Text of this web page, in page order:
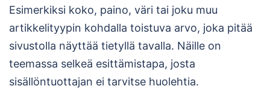
Esimerkiksi koko, paino, väri tai joku muu
artikkelityypin kohdalla toistuva arvo, joka pitää
sivustolla näyttää tietyllä tavalla. Näille on
teemassa selkeä esittämistapa, josta
sisällöntuottajan ei tarvitse huolehtia.